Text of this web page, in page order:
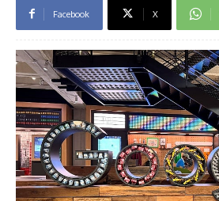
Facebook X